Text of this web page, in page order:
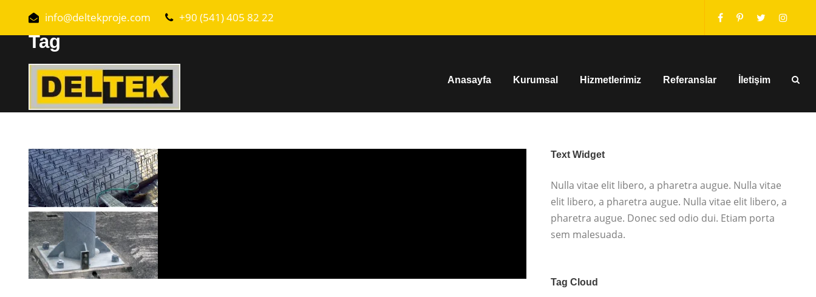
info@deltekproje.com +90 (541) 405 82 22
Anasayfa Kurumsal Hizmetlerimiz Referanslar İletişim
Tag
BURSA YAPISAL ONARIM
Text Widget
Nulla vitae elit libero, a pharetra augue. Nulla vitae
elit libero, a pharetra augue. Nulla vitae elit libero, a
pharetra augue. Donec sed odio dui. Etiam porta
sem malesuada.
Tag Cloud